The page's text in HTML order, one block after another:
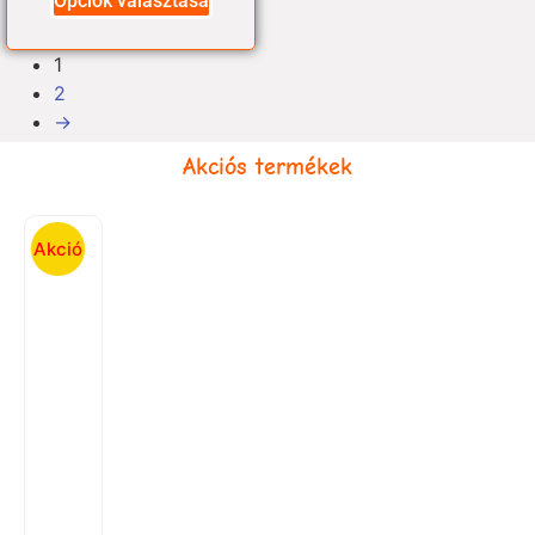
1
2
→
Akciós termékek
Akció